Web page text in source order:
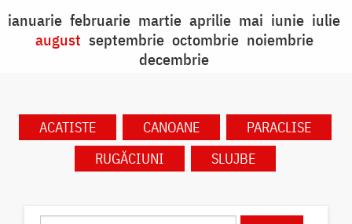
ianuarie februarie martie aprilie mai iunie iulie
august septembrie octombrie noiembrie
decembrie
ACATISTE CANOANE
PARACLISE
RUGĂCIUNI
SLUJBE